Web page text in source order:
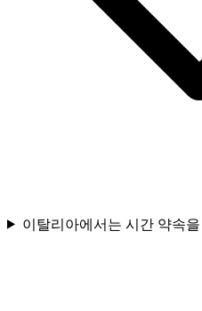
이탈리아에서는 시간 약속